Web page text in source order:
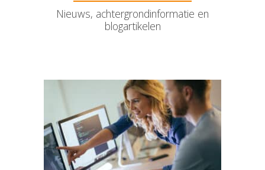
Nieuws, achtergrondinformatie en
blogartikelen